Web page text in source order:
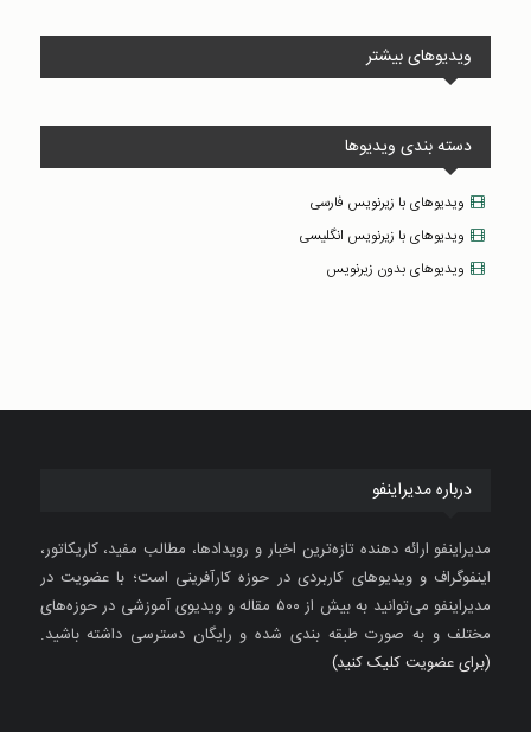
ویدیوهای بیشتر
دسته بندی ویدیوها
ویدیوهای با زیرنویس فارسی
ویدیوهای با زیرنویس انگلیسی
ویدیوهای بدون زیرنویس
درباره مدیراینفو
مدیراینفو ارائه دهنده تازه‌ترین اخبار و رویدادها، مطالب مفید، کاریکاتور،
اینفوگراف و ویدیوهای کاربردی در حوزه کارآفرینی است؛ با عضویت در
مدیراینفو می‌توانید به بیش از ۵۰۰ مقاله و ویدیوی آموزشی در حوزه‌های
مختلف و به صورت طبقه بندی شده و رایگان دسترسی داشته باشید.
(برای عضویت کلیک کنید)